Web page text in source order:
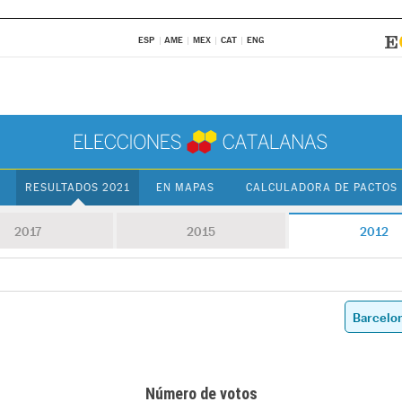
ESP AME MEX CAT ENG
RESULTADOS 2021 EN MAPAS CALCULADORA DE PACTOS
2017 2015 2012
Número de votos